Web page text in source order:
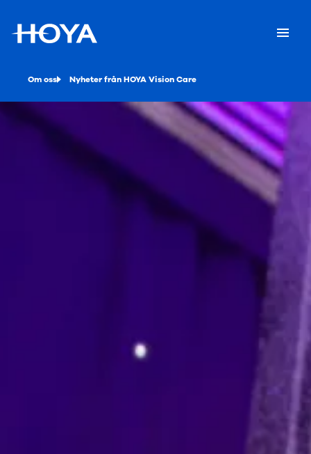
Om oss Nyheter från HOYA Vision Care